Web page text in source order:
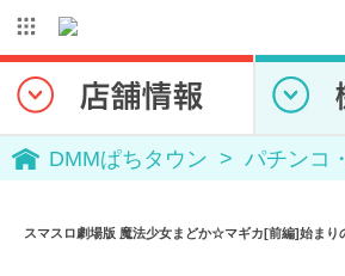
DMMぱちタウン パチンコ
スマスロ劇場版 魔法少女まどか☆マギカ[前編]始ま